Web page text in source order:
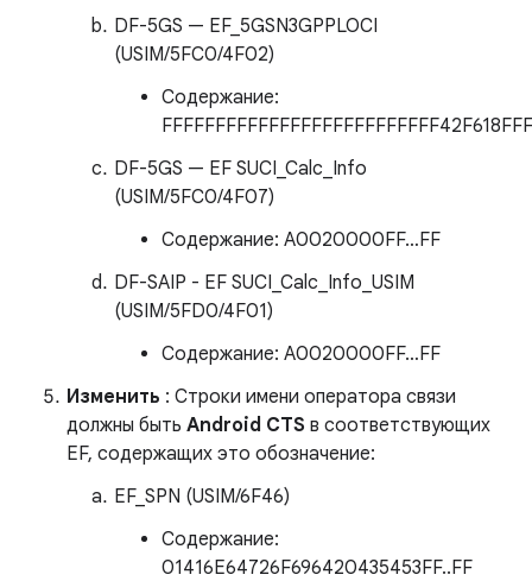
DF-5GS — EF_5GSN3GPPLOCI
(USIM/5FC0/4F02)
Содержание:
DF-5GS — EF SUCI_Calc_Info
(USIM/5FC0/4F07)
Содержание: A0020000FF…FF
DF-SAIP - EF SUCI_Calc_Info_USIM
(USIM/5FD0/4F01)
Содержание: A0020000FF…FF
Изменить : Строки имени оператора связи
должны быть Android CTS в соответствующих
EF, содержащих это обозначение:
EF_SPN (USIM/6F46)
Содержание:
01416E64726F696420435453FF..FF